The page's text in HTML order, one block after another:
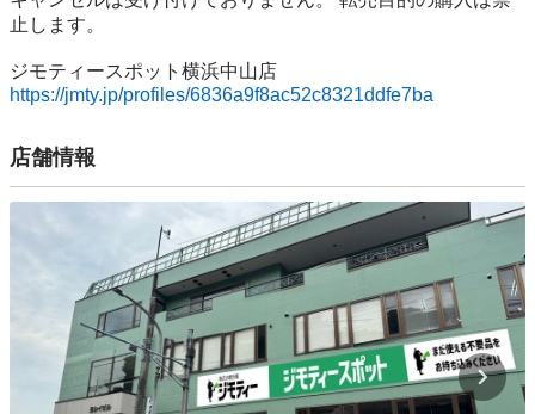
⽌します。
https://jmty.jp/profiles/6836a9f8ac52c8321ddfe7ba
店舗情報